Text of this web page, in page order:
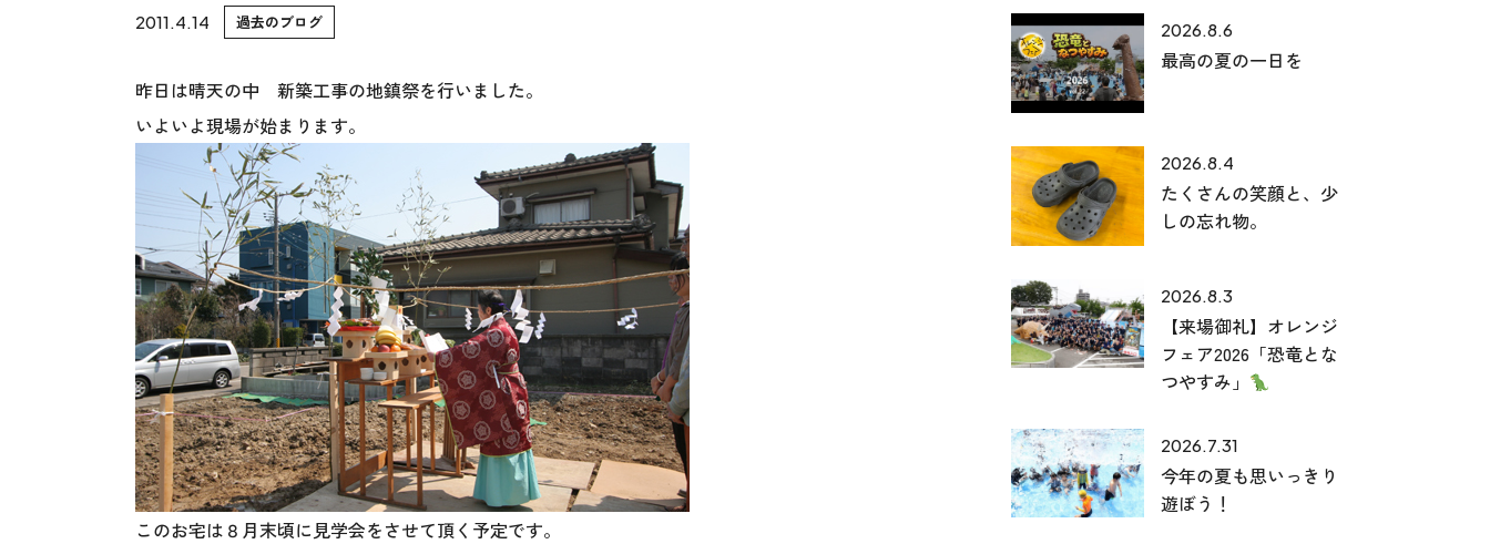
2011.4.14 過去のブログ
昨日は晴天の中 新築工事の地鎮祭を行いました。
いよいよ現場が始まります。
このお宅は８月末頃に見学会をさせて頂く予定です。
2026.8.6
最高の夏の一日を
2026.8.4
たくさんの笑顔と、少
しの忘れ物。
2026.8.3
【来場御礼】オレンジ
フェア2026「恐竜とな
つやすみ」
2026.7.31
今年の夏も思いっきり
遊ぼう！